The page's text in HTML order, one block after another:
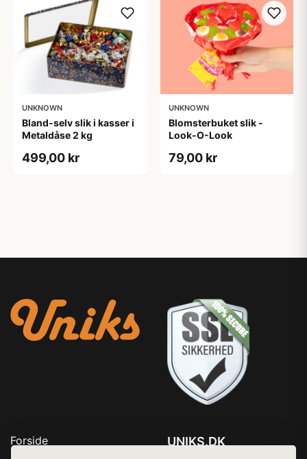
UNKNOWN
Bland-selv slik i kasser i
Metaldåse 2 kg
499,00 kr
UNKNOWN
Blomsterbuket slik -
Look-O-Look
79,00 kr
Forside
UNIKS.DK